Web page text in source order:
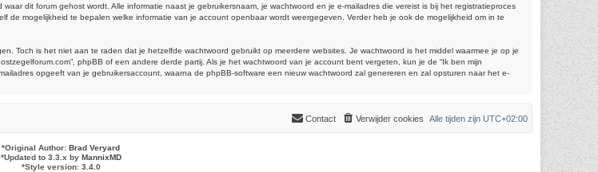
dit forum gehost wordt. Alle informatie naast je gebruikersnaam, je wachtwoord en je e-mailadres die vereist is bij het registratieproces
de mogelijkheid te bepalen welke informatie van je account openbaar wordt weergegeven. Verder heb je ook de mogelijkheid om in te
Toch is het niet aan te raden dat je hetzelfde wachtwoord gebruikt op meerdere websites. Je wachtwoord is het middel waarmee je op je
phpBB of een andere derde partij. Als je het wachtwoord van je account bent vergeten, kun je de “Ik ben mijn
opgeeft van je gebruikersaccount, waarna de phpBB-software een nieuw wachtwoord zal genereren en zal opsturen naar het e-
Alle tijden zijn UTC+02:00
Verwijder cookies
Contact
*Original Author: Brad Veryard
*Updated to 3.3.x by MannixMD
*Style version: 3.4.0